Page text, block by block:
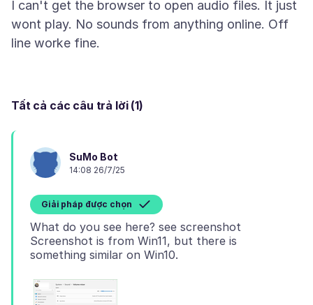
I can't get the browser to open audio files. It just
wont play. No sounds from anything online. Off
Tất cả các câu trả lời (1)
SuMo Bot
14:08 26/7/25
Giải pháp được chọn
What do you see here? see screenshot
Screenshot is from Win11, but there is